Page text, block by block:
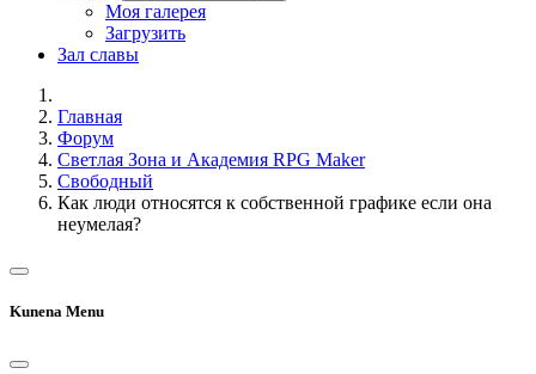
Моя галерея
Загрузить
Зал славы
Главная
Форум
Светлая Зона и Академия RPG Maker
Свободный
Как люди относятся к собственной графике если она
неумелая?
Kunena Menu